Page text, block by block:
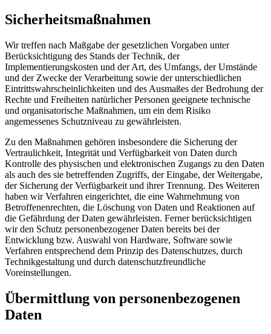
Sicherheitsmaßnahmen
Wir treffen nach Maßgabe der gesetzlichen Vorgaben unter
Berücksichtigung des Stands der Technik, der
Implementierungskosten und der Art, des Umfangs, der Umstände
und der Zwecke der Verarbeitung sowie der unterschiedlichen
Eintrittswahrscheinlichkeiten und des Ausmaßes der Bedrohung der
Rechte und Freiheiten natürlicher Personen geeignete technische
und organisatorische Maßnahmen, um ein dem Risiko
angemessenes Schutzniveau zu gewährleisten.
Zu den Maßnahmen gehören insbesondere die Sicherung der
Vertraulichkeit, Integrität und Verfügbarkeit von Daten durch
Kontrolle des physischen und elektronischen Zugangs zu den Daten
als auch des sie betreffenden Zugriffs, der Eingabe, der Weitergabe,
der Sicherung der Verfügbarkeit und ihrer Trennung. Des Weiteren
haben wir Verfahren eingerichtet, die eine Wahrnehmung von
Betroffenenrechten, die Löschung von Daten und Reaktionen auf
die Gefährdung der Daten gewährleisten. Ferner berücksichtigen
wir den Schutz personenbezogener Daten bereits bei der
Entwicklung bzw. Auswahl von Hardware, Software sowie
Verfahren entsprechend dem Prinzip des Datenschutzes, durch
Technikgestaltung und durch datenschutzfreundliche
Voreinstellungen.
Übermittlung von personenbezogenen
Daten